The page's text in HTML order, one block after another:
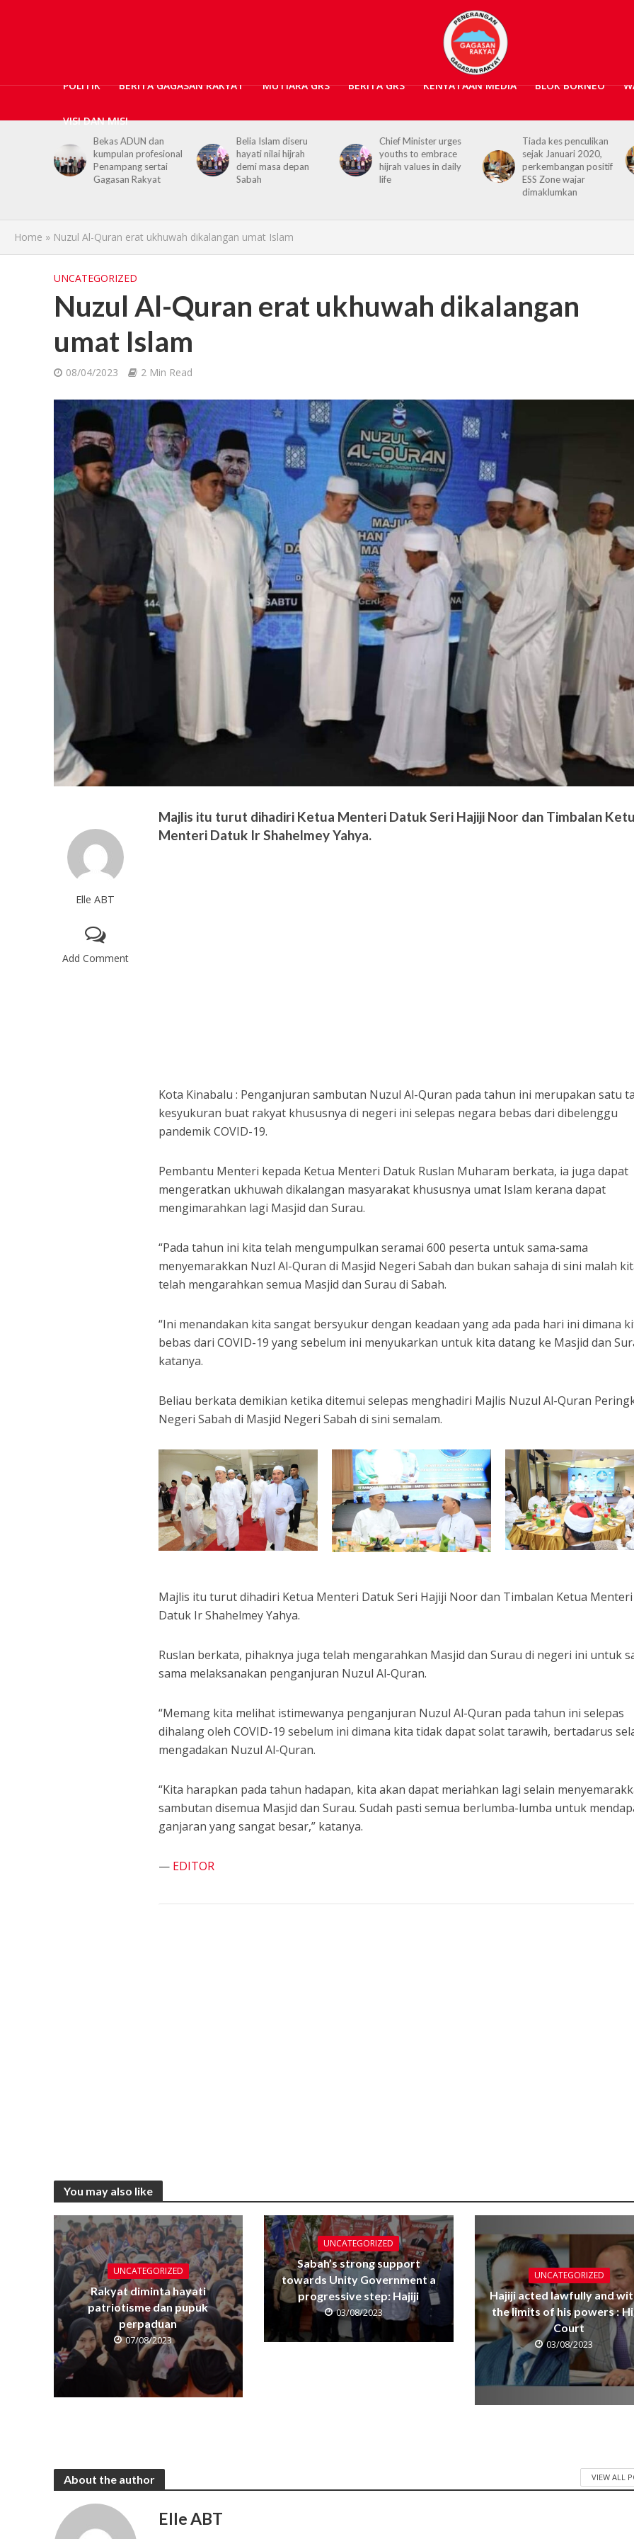
POLITIK BERITA GAGASAN RAKYAT MUTIARA GRS BERITA GRS KENYATAAN MEDIA BLOK BORNEO
VISI DAN MISI
Belia Islam diseru
hayati nilai hijrah
demi masa depan
Sabah
Chief Minister urges
youths to embrace
hijrah values in daily
life
Tiada kes penculikan
sejak Januari 2020,
perkembangan positif
ESS Zone wajar
No kidnap-for-
ransom cases since
2020, Hajiji credits
Security Agencies
Home » Nuzul Al-Quran erat ukhuwah dikalangan umat Islam
UNCATEGORIZED
Nuzul Al-Quran erat ukhuwah dikalangan
umat Islam
08/04/2023 2 Min Read
Elle ABT
Add Comment
Majlis itu turut dihadiri Ketua Menteri Datuk Seri Hajiji Noor dan Timbalan
Menteri Datuk Ir Shahelmey Yahya.
Kota Kinabalu : Penganjuran sambutan Nuzul Al-Quran pada tahun ini merupakan satu
kesyukuran buat rakyat khususnya di negeri ini selepas negara bebas dari dibelenggu
pandemik COVID-19.
Pembantu Menteri kepada Ketua Menteri Datuk Ruslan Muharam berkata, ia juga dapat
mengeratkan ukhuwah dikalangan masyarakat khususnya umat Islam kerana dapat
mengimarahkan lagi Masjid dan Surau.
“Pada tahun ini kita telah mengumpulkan seramai 600 peserta untuk sama-sama
menyemarakkan Nuzl Al-Quran di Masjid Negeri Sabah dan bukan sahaja di sini malah
telah mengarahkan semua Masjid dan Surau di Sabah.
“Ini menandakan kita sangat bersyukur dengan keadaan yang ada pada hari ini dimana
bebas dari COVID-19 yang sebelum ini menyukarkan untuk kita datang ke Masjid dan
katanya.
Beliau berkata demikian ketika ditemui selepas menghadiri Majlis Nuzul Al-Quran
Negeri Sabah di Masjid Negeri Sabah di sini semalam.
Majlis itu turut dihadiri Ketua Menteri Datuk Seri Hajiji Noor dan Timbalan Ketua Menteri
Datuk Ir Shahelmey Yahya.
Ruslan berkata, pihaknya juga telah mengarahkan Masjid dan Surau di negeri ini untuk
sama melaksanakan penganjuran Nuzul Al-Quran.
“Memang kita melihat istimewanya penganjuran Nuzul Al-Quran pada tahun ini selepas
dihalang oleh COVID-19 sebelum ini dimana kita tidak dapat solat tarawih, bertadarus
mengadakan Nuzul Al-Quran.
“Kita harapkan pada tahun hadapan, kita akan dapat meriahkan lagi selain
sambutan disemua Masjid dan Surau. Sudah pasti semua berlumba-lumba untuk
ganjaran yang sangat besar,” katanya.
— EDITOR
You may also like
UNCATEGORIZED
Rakyat diminta hayati
patriotisme dan pupuk
perpaduan
07/08/2023
UNCATEGORIZED
Sabah’s strong support
towards Unity Government a
progressive step: Hajiji
03/08/2023
UNCATEGORIZED
Hajiji acted lawfully and
the limits of his powers :
Court
03/08/2023
About the author VIEW ALL
Elle ABT